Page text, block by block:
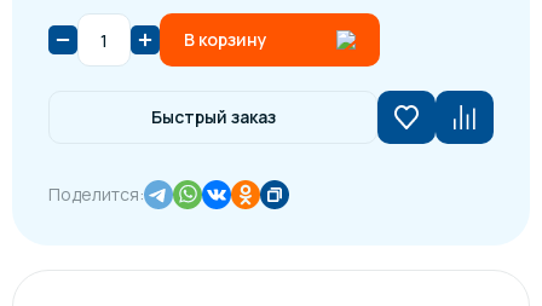
В корзину
Быстрый заказ
Поделится: